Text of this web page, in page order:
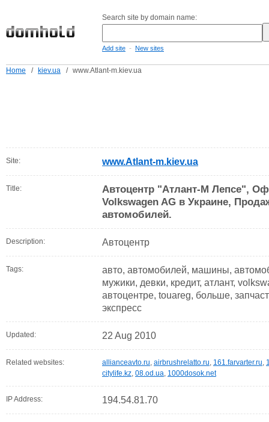
Search site by domain name:
Add site - New sites
Home / kiev.ua / www.Atlant-m.kiev.ua
Site: www.Atlant-m.kiev.ua
Title:
Автоцентр "Атлант-М Лепсе",
Volkswagen AG в Украине,
автомобилей.
Description: Автоцентр
Tags:
авто, автомобилей, машины,
мужики, девки, кредит, атлант,
автоцентре, touareg, больше,
экспресс
Updated: 22 Aug 2010
Related websites: allianceavto.ru, airbrushrelatto.ru, 161.farvarter.ru,
citylife.kz, 08.od.ua, 1000dosok.net
IP Address: 194.54.81.70